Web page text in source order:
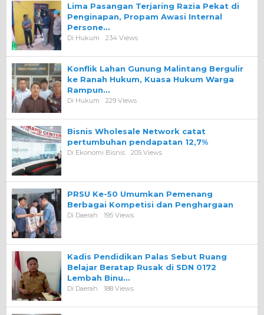
Lima Pasangan Terjaring Razia Pekat di
Penginapan, Propam Awasi Internal
Persone…
Di Hukum 234 Views
Konflik Lahan Gunung Malintang Bergulir
ke Ranah Hukum, Kuasa Hukum Warga
Rampun…
Di Hukum 229 Views
Bisnis Wholesale Network catat
pertumbuhan pendapatan 12,7%
Di Ekonomi Bisnis 205 Views
PRSU Ke-50 Umumkan Pemenang
Berbagai Kompetisi dan Penghargaan
Di Daerah 195 Views
Kadis Pendidikan Palas Sebut Ruang
Belajar Beratap Rusak di SDN 0172
Lembah Binu…
Di Daerah 188 Views